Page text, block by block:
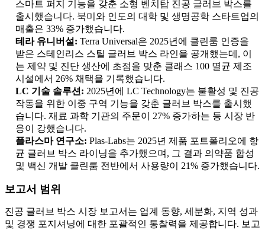
스마트 퍼지 기능을 갖춘 소형 벤치탑 진공 글러브 박스를
출시했습니다. 북미와 인도의 대학 및 생명공학 스타트업의
매출은 33% 증가했습니다.
테라 유니버설: Terra Universal은 2025년에 클린룸 인증을
받은 스테인리스 스틸 글러브 박스 라인을 공개했는데, 이
는 제약 및 진단 생산에 초점을 맞춘 클래스 100 멸균 제조
시설에서 26% 채택을 기록했습니다.
LC 기술 솔루션: 2025년에 LC Technology는 불활성 및 진공
작동을 위한 이중 구역 기능을 갖춘 글러브 박스를 출시했
습니다. 재료 과학 기관의 주문이 27% 증가하는 등 시장 반
응이 강했습니다.
플라스마 연구소: Plas-Labs는 2025년 제품 포트폴리오에 항
균 글러브 박스 라이닝을 추가했으며, 그 결과 의약품 합성
및 백신 개발 클린룸 전반에서 사용량이 21% 증가했습니다.
보고서 범위
진공 글러브 박스 시장 보고서는 업계 동향, 세분화, 지역 성과
및 경쟁 포지셔닝에 대한 포괄적인 통찰력을 제공합니다. 보고